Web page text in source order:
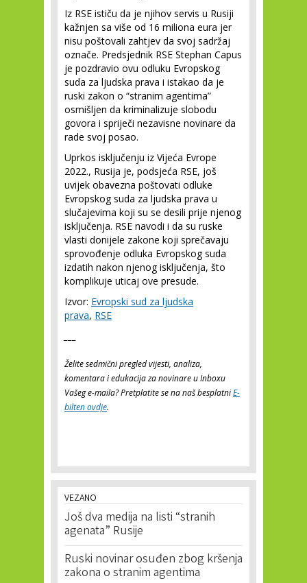
Iz RSE ističu da je njihov servis u Rusiji
kažnjen sa više od 16 miliona eura jer
nisu poštovali zahtjev da svoj sadržaj
označe. Predsjednik RSE Stephan Capus
je pozdravio ovu odluku Evropskog
suda za ljudska prava i istakao da je
ruski zakon o “stranim agentima”
osmišljen da kriminalizuje slobodu
govora i spriječi nezavisne novinare da
rade svoj posao.
Uprkos isključenju iz Vijeća Evrope
2022., Rusija je, podsjeća RSE, još
uvijek obavezna poštovati odluke
Evropskog suda za ljudska prava u
slučajevima koji su se desili prije njenog
isključenja. RSE navodi i da su ruske
vlasti donijele zakone koji sprečavaju
sprovođenje odluka Evropskog suda
izdatih nakon njenog isključenja, što
komplikuje uticaj ove presude.
Izvor: Evropski sud za ljudska
prava, RSE
Želite sedmični pregled vijesti, analiza,
komentara i edukacija za novinare u Inboxu
Vašeg e-maila? Pretplatite se na naš besplatniE-
bilten ovdje.
VEZANO
Još dva medija na listi “stranih
agenata” Rusije
Ruski novinar osuđen zbog kršenja
zakona o stranim agentima